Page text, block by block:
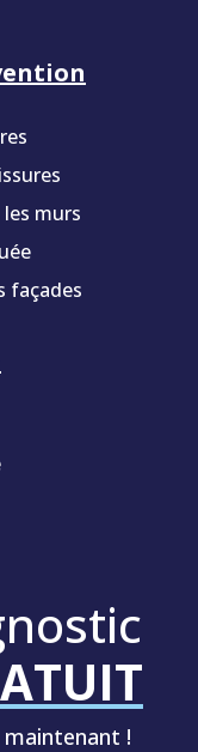
murs
façades
maintenant !